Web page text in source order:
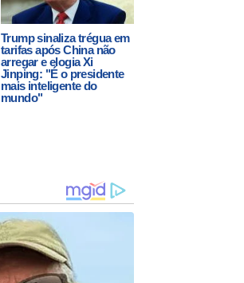
Trump sinaliza trégua em
tarifas após China não
arregar e elogia Xi
Jinping: "É o presidente
mais inteligente do
mundo"